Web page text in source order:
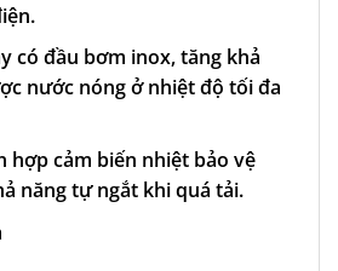
có đầu bơm inox, tăng khả
nước nóng ở nhiệt độ tối đa
hợp cảm biến nhiệt bảo vệ
năng tự ngắt khi quá tải.